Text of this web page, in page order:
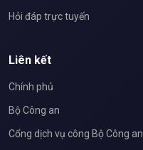
Hỏi đáp trực tuyến
Liên kết
Chính phủ
Bộ Công an
Cổng dịch vụ công Bộ Công an